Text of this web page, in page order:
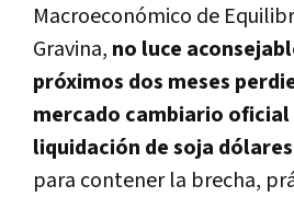
Macroeconómico de
Gravina, no luce
próximos dos meses
mercado cambiario
liquidación de soja dólares
para contener la brecha,